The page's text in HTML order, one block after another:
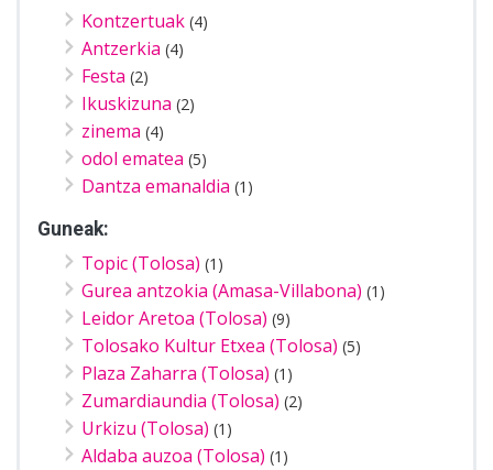
Kontzertuak (4)
Antzerkia (4)
Festa (2)
Ikuskizuna (2)
zinema (4)
odol ematea (5)
Dantza emanaldia (1)
Guneak:
Topic (Tolosa) (1)
Gurea antzokia (Amasa-Villabona) (1)
Leidor Aretoa (Tolosa) (9)
Tolosako Kultur Etxea (Tolosa) (5)
Plaza Zaharra (Tolosa) (1)
Zumardiaundia (Tolosa) (2)
Urkizu (Tolosa) (1)
Aldaba auzoa (Tolosa) (1)